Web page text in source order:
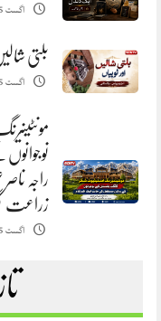
اگست 5, 2026
بلتی
اگست 5, 2026
راجہ
زراعت
اگست 5, 2026